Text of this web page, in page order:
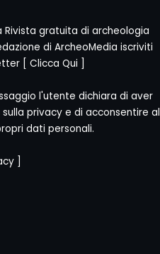
Rivista gratuita di archeologia
di ArcheoMedia iscriviti
[ Clicca Qui ]
l'utente dichiara di aver
privacy e di acconsentire al
dati personali.
]